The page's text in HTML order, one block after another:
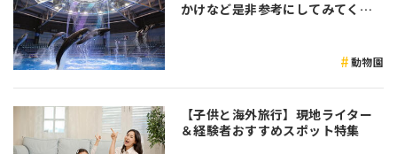
かけなど是非参考にしてみてくだ
動物園
【子供と海外旅行】現地ライター
＆経験者おすすめスポット特集